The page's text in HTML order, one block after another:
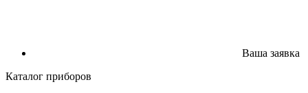
Ваша заявка
Каталог приборов